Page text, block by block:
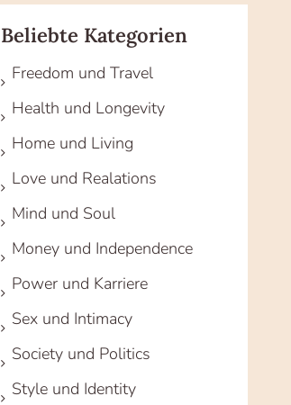
Beliebte Kategorien
Freedom und Travel
Health und Longevity
Home und Living
Love und Realations
Mind und Soul
Money und Independence
Power und Karriere
Sex und Intimacy
Society und Politics
Style und Identity